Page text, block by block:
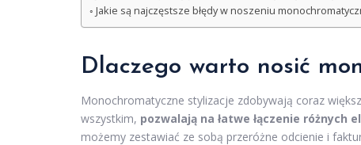
Jakie są najczęstsze błędy w noszeniu
Dlaczego warto nosić
Monochromatyczne stylizacje zdobywają coraz
wszystkim, pozwalają na łatwe łączenie różnych
możemy zestawiać ze sobą przeróżne odcienie i